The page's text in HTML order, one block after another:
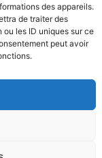
des appareils.
de traiter des
les ID uniques sur ce
peut avoir